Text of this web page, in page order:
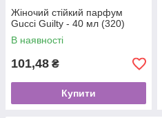
Жіночий стійкий парфум
Gucci Guilty - 40 мл (320)
В наявності
101,48 ₴
Купити